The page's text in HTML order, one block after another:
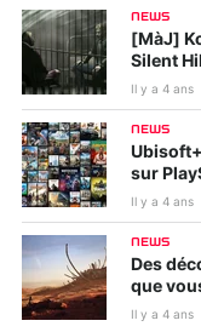
NEWS
[MàJ]
Silent
Il y a 4 ans
NEWS
sur
Il y a 4 ans
NEWS
Des
que
Il y a 4 ans